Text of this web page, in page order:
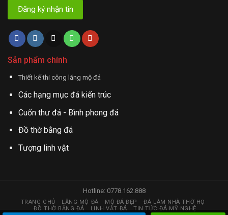
Sản phẩm chính
Thiết kế thi công lăng mộ đá
Các hạng mục đá kiến trúc
Cuốn thư đá - Bình phong đá
Đồ thờ bằng đá
Tượng linh vật
Hotline: 0778.162.888
TRANG CHỦ LĂNG MỘ ĐÁ MỘ ĐÁ ĐẸP
ĐÁ LÀM NHÀ THỜ HỌ
ĐỒ THỜ BẰNG ĐÁ
LINH VẬT ĐÁ TIN TỨC ĐÁ MỸ NGHỆ